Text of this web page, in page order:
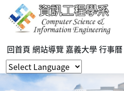
回首頁 網站導覽 嘉義大學行事曆